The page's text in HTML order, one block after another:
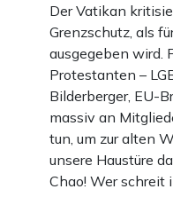
Der Vatikan
Grenzschutz, als
ausgegeben wird.
Protestanten –
Bilderberger, EU-
massiv an
tun, um zur alten
unsere Haustüre
Chao! Wer schreit